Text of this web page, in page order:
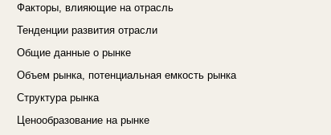
Факторы, влияющие на отрасль
Тенденции развития отрасли
Общие данные о рынке
Объем рынка, потенциальная емкость рынка
Структура рынка
Ценообразование на рынке